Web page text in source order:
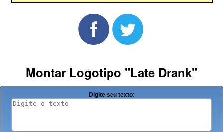
Montar Logotipo "Late Drank"
Digite seu texto: